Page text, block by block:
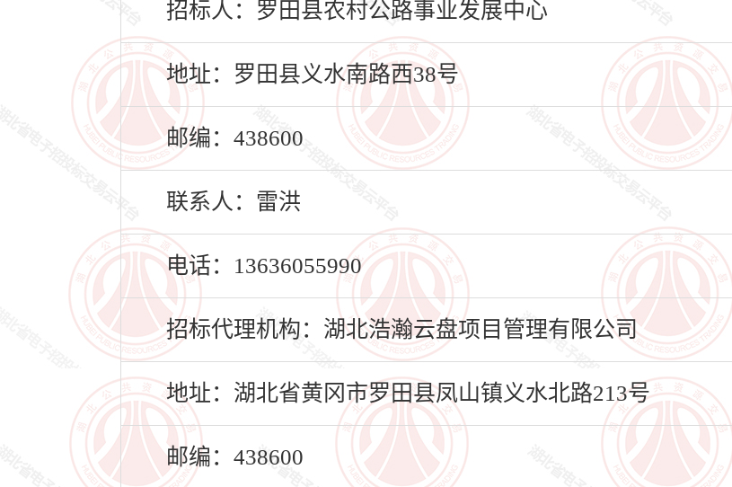
招标人：罗田县农村公路事业发展中心
地址：罗田县义水南路西38号
邮编：438600
联系人：雷洪
电话：13636055990
招标代理机构：湖北浩瀚云盘项目管理有限公司
地址：湖北省黄冈市罗田县凤山镇义水北路213号
邮编：438600